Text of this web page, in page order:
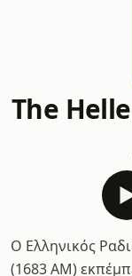
The
Ο Ελληνικός
(1683 AM)